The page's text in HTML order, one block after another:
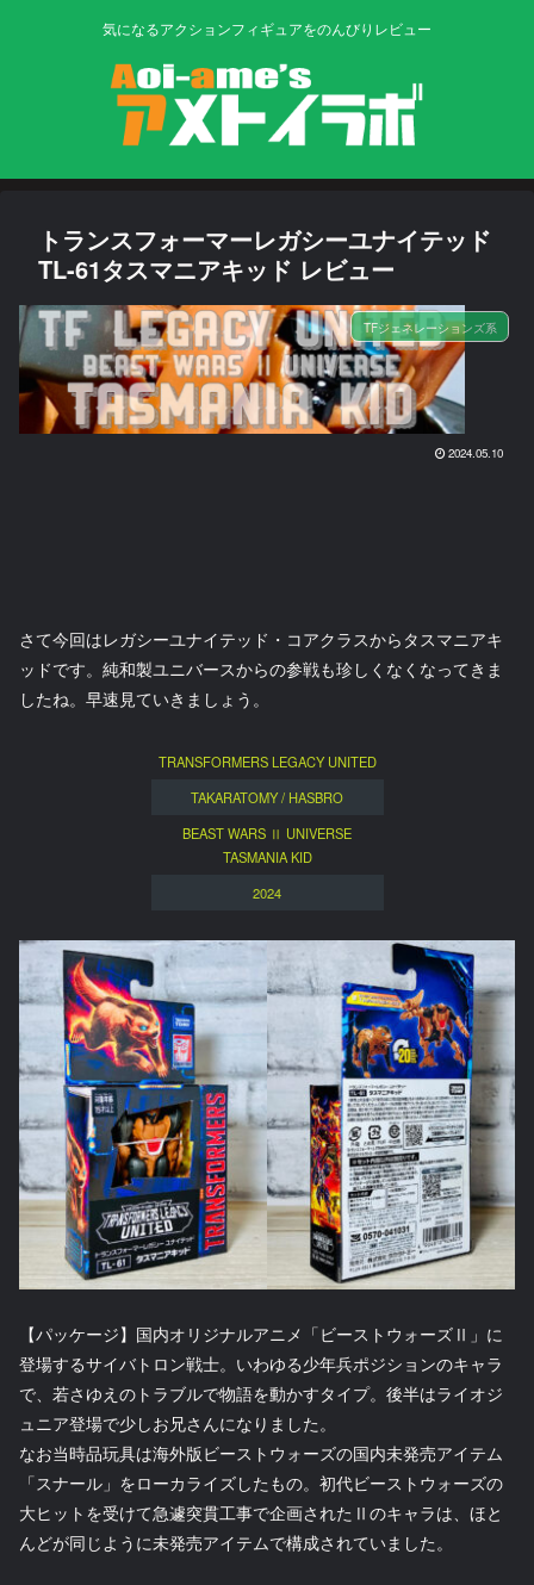
気になるアクションフィギュアをのんびりレビュー
トランスフォーマーレガシーユナイテッド
TL-61タスマニアキッド レビュー
TFジェネレーションズ系
2024.05.10
さて今回はレガシーユナイテッド・コアクラスからタスマニアキ
ッドです。純和製ユニバースからの参戦も珍しくなくなってきま
したね。早速見ていきましょう。
TRANSFORMERS LEGACY UNITED
TAKARATOMY / HASBRO
BEAST WARS Ⅱ UNIVERSE
TASMANIA KID
2024
【パッケージ】国内オリジナルアニメ「ビーストウォーズⅡ」に
登場するサイバトロン戦士。いわゆる少年兵ポジションのキャラ
で、若さゆえのトラブルで物語を動かすタイプ。後半はライオジ
ュニア登場で少しお兄さんになりました。
なお当時品玩具は海外版ビーストウォーズの国内未発売アイテム
「スナール」をローカライズしたもの。初代ビーストウォーズの
大ヒットを受けて急遽突貫工事で企画されたⅡのキャラは、ほと
んどが同じように未発売アイテムで構成されていました。